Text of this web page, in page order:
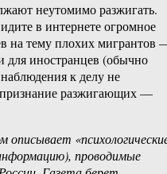
неутомимо разжигать.
в интернете огромное
на тему плохих мигрантов
для иностранцев (обычно
к делу не
признание разжигающих —
описывает
проводимые